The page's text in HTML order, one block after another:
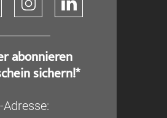
abonnieren
sichern!*
Adresse: